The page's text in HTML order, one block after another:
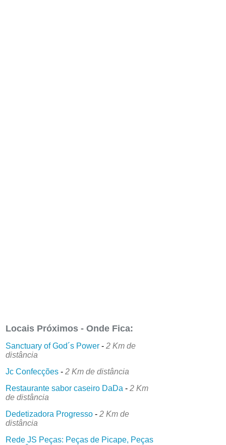
Locais Próximos - Onde Fica:
Sanctuary of God´s Power -2 Km de
distância
Jc Confecções -2 Km de distância
Restaurante sabor caseiro DaDa -2 Km
de distância
Dedetizadora Progresso -2 Km de
distância
Rede JS Peças: Peças de Picape, Peças